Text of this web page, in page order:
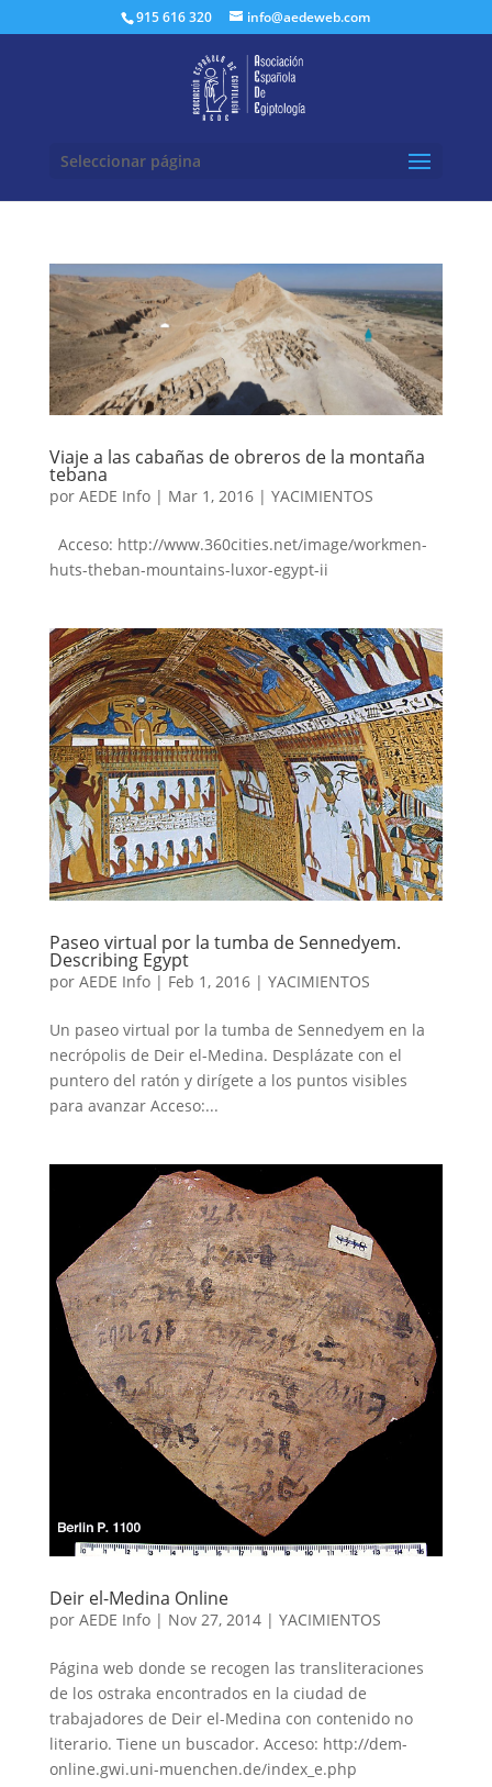
915 616 320 info@aedeweb.com
Seleccionar página
Viaje a las cabañas de obreros de la montaña
tebana
por AEDE Info| Mar 1, 2016| YACIMIENTOS
Acceso: http://www.360cities.net/image/workmen-
huts-theban-mountains-luxor-egypt-ii
Paseo virtual por la tumba de Sennedyem.
Describing Egypt
por AEDE Info| Feb 1, 2016| YACIMIENTOS
Un paseo virtual por la tumba de Sennedyem en la
necrópolis de Deir el-Medina. Desplázate con el
puntero del ratón y dirígete a los puntos visibles
para avanzar Acceso:...
Deir el-Medina Online
por AEDE Info| Nov 27, 2014| YACIMIENTOS
Página web donde se recogen las transliteraciones
de los ostraka encontrados en la ciudad de
trabajadores de Deir el-Medina con contenido no
literario. Tiene un buscador. Acceso: http://dem-
online.gwi.uni-muenchen.de/index_e.php